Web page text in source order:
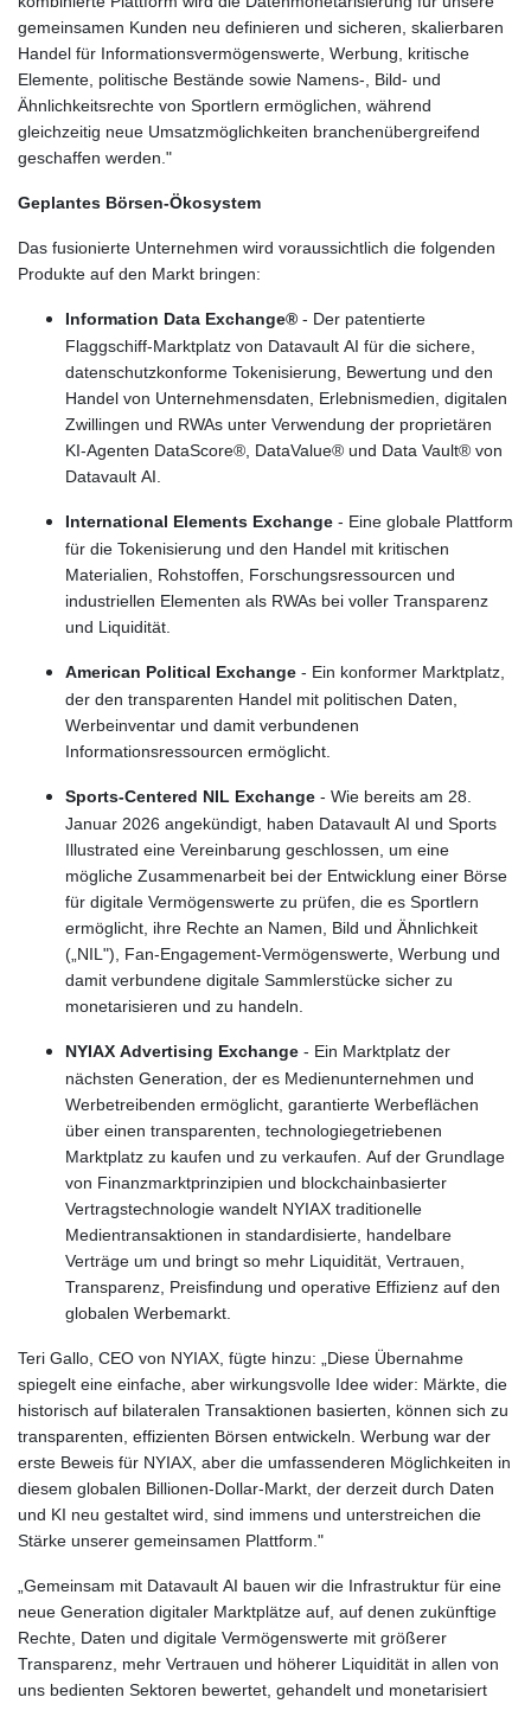
gemeinsamen Kunden neu definieren und sicheren, skalierbaren
Handel für Informationsvermögenswerte, Werbung, kritische
Elemente, politische Bestände sowie Namens-, Bild- und
Ähnlichkeitsrechte von Sportlern ermöglichen, während
gleichzeitig neue Umsatzmöglichkeiten branchenübergreifend
geschaffen werden."
Geplantes Börsen-Ökosystem
Das fusionierte Unternehmen wird voraussichtlich die folgenden
Produkte auf den Markt bringen:
Information Data Exchange® - Der patentierte
Flaggschiff-Marktplatz von Datavault AI für die sichere,
datenschutzkonforme Tokenisierung, Bewertung und den
Handel von Unternehmensdaten, Erlebnismedien, digitalen
Zwillingen und RWAs unter Verwendung der proprietären
KI-Agenten DataScore®, DataValue® und Data Vault® von
Datavault AI.
International Elements Exchange - Eine globale Plattform
für die Tokenisierung und den Handel mit kritischen
Materialien, Rohstoffen, Forschungsressourcen und
industriellen Elementen als RWAs bei voller Transparenz
und Liquidität.
American Political Exchange - Ein konformer Marktplatz,
der den transparenten Handel mit politischen Daten,
Werbeinventar und damit verbundenen
Informationsressourcen ermöglicht.
Sports-Centered NIL Exchange - Wie bereits am 28.
Januar 2026 angekündigt, haben Datavault AI und Sports
Illustrated eine Vereinbarung geschlossen, um eine
mögliche Zusammenarbeit bei der Entwicklung einer Börse
für digitale Vermögenswerte zu prüfen, die es Sportlern
ermöglicht, ihre Rechte an Namen, Bild und Ähnlichkeit
(„NIL"), Fan-Engagement-Vermögenswerte, Werbung und
damit verbundene digitale Sammlerstücke sicher zu
monetarisieren und zu handeln.
NYIAX Advertising Exchange - Ein Marktplatz der
nächsten Generation, der es Medienunternehmen und
Werbetreibenden ermöglicht, garantierte Werbeflächen
über einen transparenten, technologiegetriebenen
Marktplatz zu kaufen und zu verkaufen. Auf der Grundlage
von Finanzmarktprinzipien und blockchainbasierter
Vertragstechnologie wandelt NYIAX traditionelle
Medientransaktionen in standardisierte, handelbare
Verträge um und bringt so mehr Liquidität, Vertrauen,
Transparenz, Preisfindung und operative Effizienz auf den
globalen Werbemarkt.
Teri Gallo, CEO von NYIAX, fügte hinzu: „Diese Übernahme
spiegelt eine einfache, aber wirkungsvolle Idee wider: Märkte, die
historisch auf bilateralen Transaktionen basierten, können sich zu
transparenten, effizienten Börsen entwickeln. Werbung war der
erste Beweis für NYIAX, aber die umfassenderen Möglichkeiten in
diesem globalen Billionen-Dollar-Markt, der derzeit durch Daten
und KI neu gestaltet wird, sind immens und unterstreichen die
Stärke unserer gemeinsamen Plattform."
„Gemeinsam mit Datavault AI bauen wir die Infrastruktur für eine
neue Generation digitaler Marktplätze auf, auf denen zukünftige
Rechte, Daten und digitale Vermögenswerte mit größerer
Transparenz, mehr Vertrauen und höherer Liquidität in allen von
uns bedienten Sektoren bewertet, gehandelt und monetarisiert